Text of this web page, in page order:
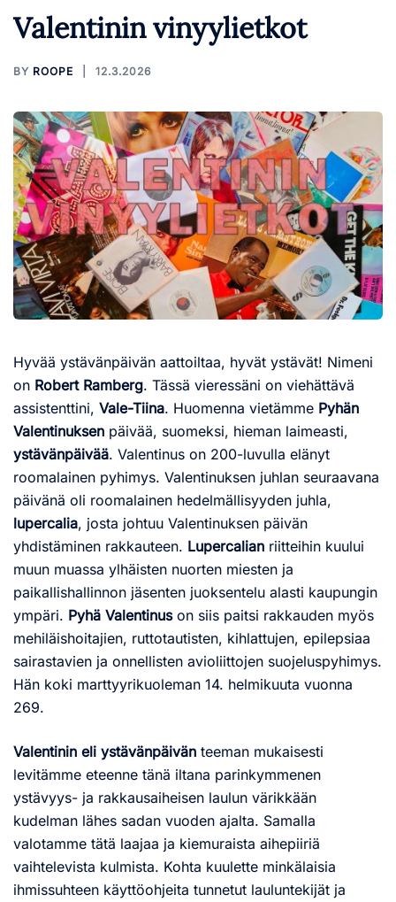
Valentinin vinyylietkot
BY ROOPE 12.3.2026
Hyvää ystävänpäivän aattoiltaa, hyvät ystävät! Nimeni
on Robert Ramberg. Tässä vieressäni on viehättävä
assistenttini, Vale-Tiina. Huomenna vietämme Pyhän
Valentinuksen päivää, suomeksi, hieman laimeasti,
ystävänpäivää. Valentinus on 200-luvulla elänyt
roomalainen pyhimys. Valentinuksen juhlan seuraavana
päivänä oli roomalainen hedelmällisyyden juhla,
lupercalia, josta johtuu Valentinuksen päivän
yhdistäminen rakkauteen. Lupercalian riitteihin kuului
muun muassa ylhäisten nuorten miesten ja
paikallishallinnon jäsenten juoksentelu alasti kaupungin
ympäri. Pyhä Valentinuson siis paitsi rakkauden myös
mehiläishoitajien, ruttotautisten, kihlattujen, epilepsiaa
sairastavien ja onnellisten avioliittojen suojeluspyhimys.
Hän koki marttyyrikuoleman 14. helmikuuta vuonna
269.
Valentinin eli ystävänpäivän teeman mukaisesti
levitämme eteenne tänä iltana parinkymmenen
ystävyys- ja rakkausaiheisen laulun värikkään
kudelman lähes sadan vuoden ajalta. Samalla
valotamme tätä laajaa ja kiemuraista aihepiiriä
vaihtelevista kulmista. Kohta kuulette minkälaisia
ihmissuhteen käyttöohjeita tunnetut lauluntekijät ja